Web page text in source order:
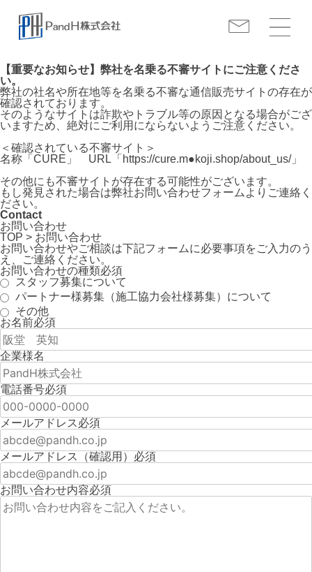
【重要なお知らせ】弊社を名乗る不審サイトにご注意くださ
い。
弊社の社名や所在地等を名乗る不審な通信販売サイトの存在が
確認されております。
そのようなサイトは詐欺やトラブル等の原因となる場合がござ
いますため、絶対にご利用にならないようご注意ください。
＜確認されている不審サイト＞
名称「CURE」 URL「https://cure.m●koji.shop/about_us/」
その他にも不審サイトが存在する可能性がございます。
もし発見された場合は弊社お問い合わせフォームよりご連絡く
ださい。
Contact
お問い合わせ
TOP > お問い合わせ
お問い合わせやご相談は下記フォームに必要事項をご入力のう
え、ご連絡ください。
お問い合わせの種類必須
スタッフ募集について
パートナー様募集（施工協力会社様募集）について
その他
お名前必須
企業様名
電話番号必須
メールアドレス必須
メールアドレス（確認用） 必須
お問い合わせ内容必須